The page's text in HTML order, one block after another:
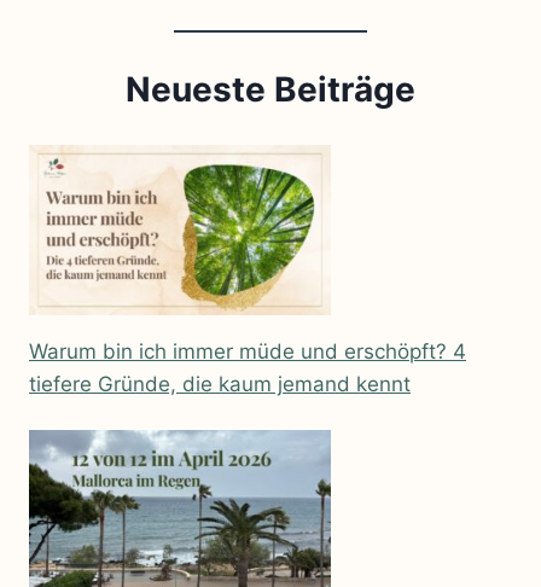
Neueste Beiträge
Warum bin ich immer müde und erschöpft? 4
tiefere Gründe, die kaum jemand kennt